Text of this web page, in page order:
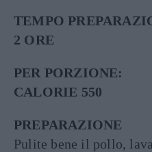
TEMPO
2 ORE
PER PORZIONE:
CALORIE 550
PREPARAZIONE
Pulite bene il pollo,